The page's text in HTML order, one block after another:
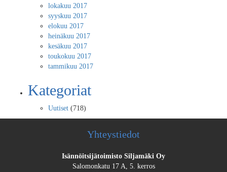
lokakuu 2017
syyskuu 2017
elokuu 2017
heinäkuu 2017
kesäkuu 2017
toukokuu 2017
tammikuu 2017
Kategoriat
Uutiset (718)
Yhteystiedot
Isännöitsijätoimisto Siljamäki Oy
Salomonkatu 17 A, 5. kerros